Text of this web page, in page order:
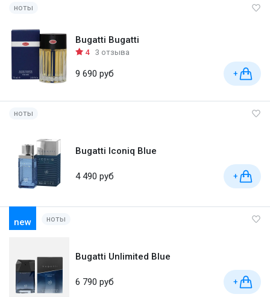
ноты
Bugatti Bugatti
4 3 отзыва
9 690 руб +
ноты
Bugatti Iconiq Blue
4 490 руб +
new ноты
Bugatti Unlimited Blue
6 790 руб +